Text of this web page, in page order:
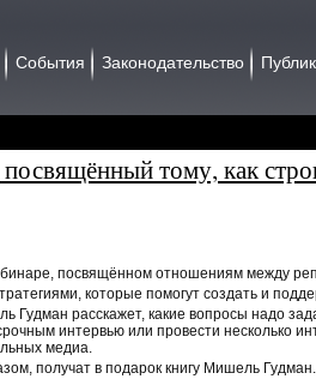
События Законодательство
тому, как
посвящённом отношениям между
которые помогут создать и
расскажет, какие вопросы надо
интервью или провести несколько
медиа.
получат в подарок книгу Мишель Гудман.